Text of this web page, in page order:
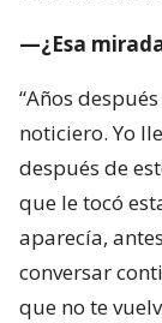
—¿Esa
“Años
noticiero. Yo
después de
que le tocó
aparecía,
conversar
que no te